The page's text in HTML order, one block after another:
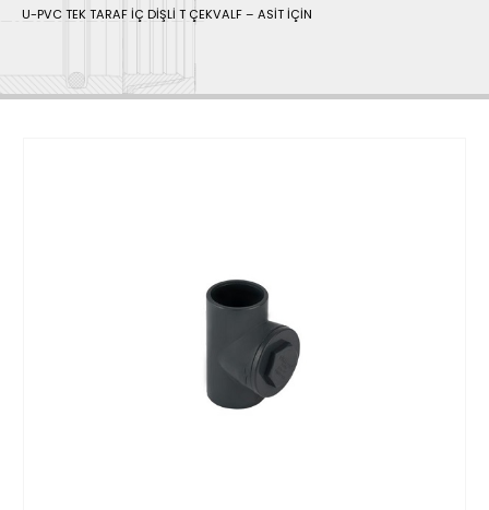
U-PVC TEK TARAF İÇ DİŞLİ T ÇEKVALF – ASİT İÇİN